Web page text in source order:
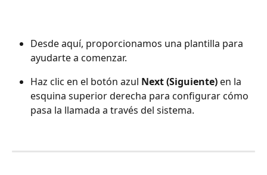
Desde aquí, proporcionamos una plantilla para
ayudarte a comenzar.
Haz clic en el botón azul Next (Siguiente) en la
esquina superior derecha para configurar cómo
pasa la llamada a través del sistema.